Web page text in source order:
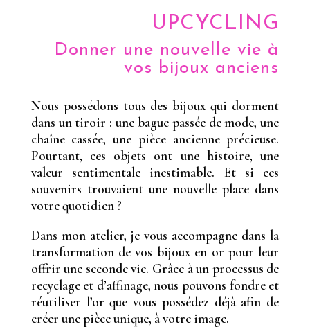
UPCYCLING
Donner une nouvelle vie à
vos bijoux anciens
Nous possédons tous des bijoux qui dorment
dans un tiroir : une bague passée de mode, une
chaîne cassée, une pièce ancienne précieuse.
Pourtant, ces objets ont une histoire, une
valeur sentimentale inestimable. Et si ces
souvenirs trouvaient une nouvelle place dans
votre quotidien ?
Dans mon atelier, je vous accompagne dans la
transformation de vos bijoux en or pour leur
offrir une seconde vie. Grâce à un processus de
recyclage et d’affinage, nous pouvons fondre et
réutiliser l’or que vous possédez déjà afin de
créer une pièce unique, à votre image.